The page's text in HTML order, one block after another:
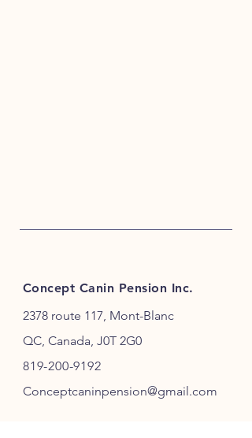
Concept Canin Pension Inc.
2378 route 117, Mont-Blanc
QC, Canada, J0T 2G0
819-200-9192
Conceptcaninpension@gmail.com